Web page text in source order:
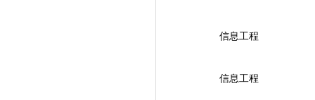
信息工程
信息工程